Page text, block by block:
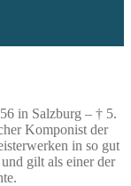
in Salzburg – † 5.
Komponist der
in so gut
gilt als einer der